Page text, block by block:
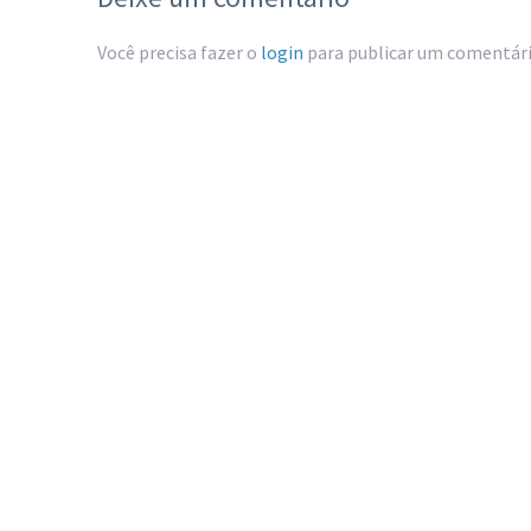
Você precisa fazer o login para publicar um